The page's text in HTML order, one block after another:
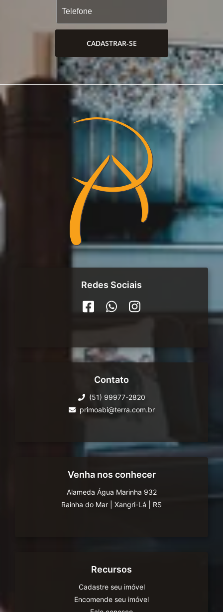
CADASTRAR-SE
Redes Sociais
Contato
(51) 99977-2820
primoabi@terra.com.br
Venha nos conhecer
Alameda Água Marinha 932
Rainha do Mar
Xangri-Lá RS
Recursos
Cadastre seu imóvel
Encomende seu imóvel